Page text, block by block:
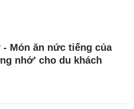
- Món ăn nức tiếng của
nhớ' cho du khách